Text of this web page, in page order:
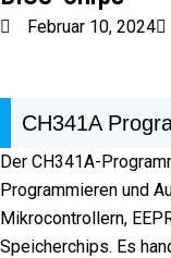
Februar 10, 2024
CH341A
Der CH341A-
Programmieren und
Mikrocontrollern,
Speicherchips. Es